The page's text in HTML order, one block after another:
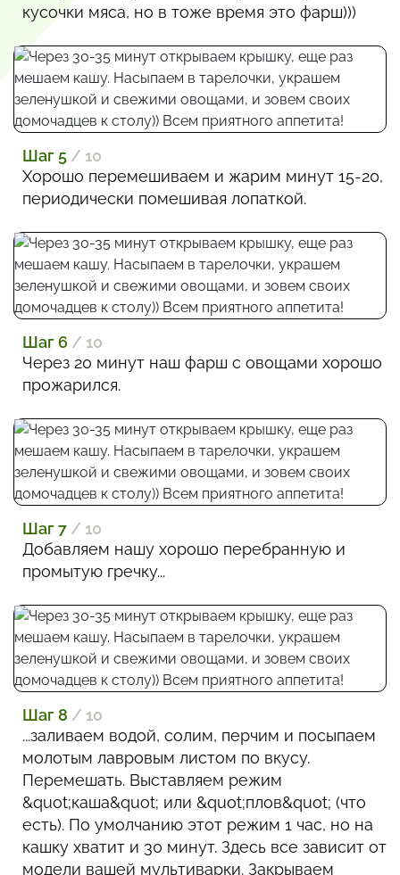
кусочки мяса, но в тоже время это фарш)))
Шаг 5 / 10
Хорошо перемешиваем и жарим минут 15-20,
периодически помешивая лопаткой.
Шаг 6 / 10
Через 20 минут наш фарш с овощами хорошо
прожарился.
Шаг 7 / 10
Добавляем нашу хорошо перебранную и
промытую гречку...
Шаг 8 / 10
...заливаем водой, солим, перчим и посыпаем
молотым лавровым листом по вкусу.
Перемешать. Выставляем режим
&quot;каша&quot; или &quot;плов&quot; (что
есть). По умолчанию этот режим 1 час, но на
кашку хватит и 30 минут. Здесь все зависит от
модели вашей мультиварки. Закрываем